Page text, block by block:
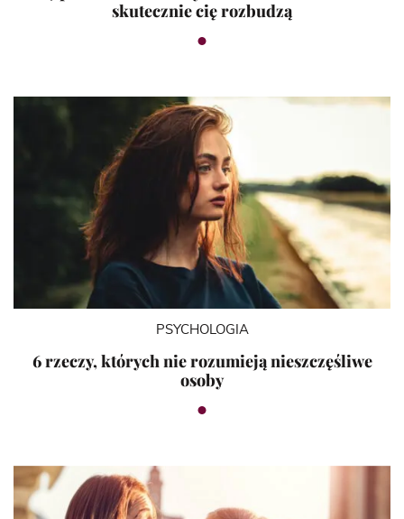
skutecznie cię rozbudzą
PSYCHOLOGIA
6 rzeczy, których nie rozumieją nieszczęśliwe
osoby